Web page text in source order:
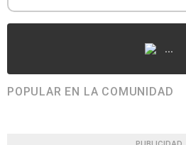
...
POPULAR EN LA COMUNIDAD